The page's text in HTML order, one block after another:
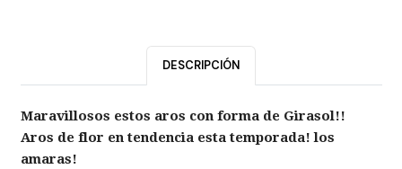
DESCRIPCIÓN
Maravillosos estos aros con forma de Girasol!!
Aros de flor en tendencia esta temporada! los
amaras!